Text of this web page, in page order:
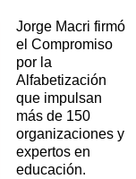
Jorge Macri firmó
el Compromiso
por la
Alfabetización
que impulsan
más de 150
organizaciones y
expertos en
educación.